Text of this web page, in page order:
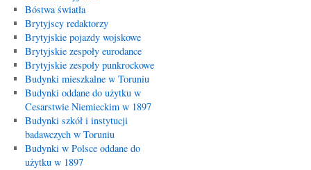
Bóstwa światła
Brytyjscy redaktorzy
Brytyjskie pojazdy wojskowe
Brytyjskie zespoły eurodance
Brytyjskie zespoły punkrockowe
Budynki mieszkalne w Toruniu
Budynki oddane do użytku w
Cesarstwie Niemieckim w 1897
Budynki szkół i instytucji
badawczych w Toruniu
Budynki w Polsce oddane do
użytku w 1897